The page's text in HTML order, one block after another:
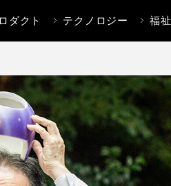
ダクト テクノロジー 福祉